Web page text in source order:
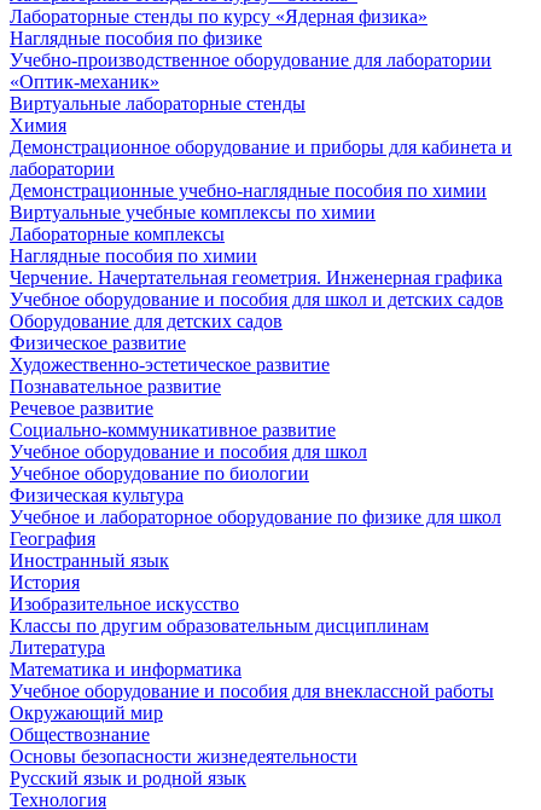
Лабораторные стенды по курсу «Ядерная физика»
Наглядные пособия по физике
Учебно-производственное оборудование для лаборатории
«Оптик-механик»
Виртуальные лабораторные стенды
Химия
Демонстрационное оборудование и приборы для кабинета и
лаборатории
Демонстрационные учебно-наглядные пособия по химии
Виртуальные учебные комплексы по химии
Лабораторные комплексы
Наглядные пособия по химии
Черчение. Начертательная геометрия. Инженерная графика
Учебное оборудование и пособия для школ и детских садов
Оборудование для детских садов
Физическое развитие
Художественно-эстетическое развитие
Познавательное развитие
Речевое развитие
Социально-коммуникативное развитие
Учебное оборудование и пособия для школ
Учебное оборудование по биологии
Физическая культура
Учебное и лабораторное оборудование по физике для школ
География
Иностранный язык
История
Изобразительное искусство
Классы по другим образовательным дисциплинам
Литература
Математика и информатика
Учебное оборудование и пособия для внеклассной работы
Окружающий мир
Обществознание
Основы безопасности жизнедеятельности
Русский язык и родной язык
Технология